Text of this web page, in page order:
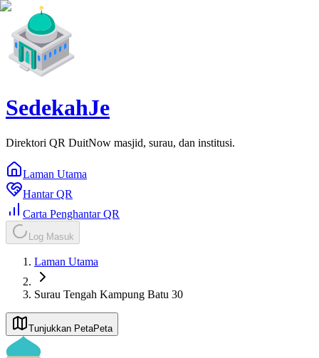
SedekahJe
Direktori QR DuitNow masjid, surau, dan institusi.
Laman Utama
Hantar QR
Carta Penghantar QR
Log Masuk
Laman Utama
Surau Tengah Kampung Batu 30
Tunjukkan PetaPeta